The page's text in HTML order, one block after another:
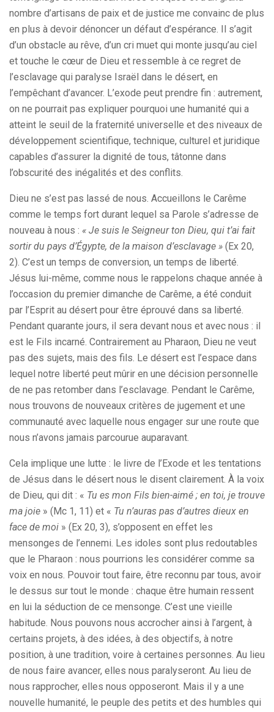
nombre d’artisans de paix et de justice me convainc de plus
en plus à devoir dénoncer un défaut d’espérance. Il s’agit
d’un obstacle au rêve, d’un cri muet qui monte jusqu’au ciel
et touche le cœur de Dieu et ressemble à ce regret de
l’esclavage qui paralyse Israël dans le désert, en
l’empêchant d’avancer. L’exode peut prendre fin : autrement,
on ne pourrait pas expliquer pourquoi une humanité qui a
atteint le seuil de la fraternité universelle et des niveaux de
développement scientifique, technique, culturel et juridique
capables d’assurer la dignité de tous, tâtonne dans
l’obscurité des inégalités et des conflits.
Dieu ne s’est pas lassé de nous. Accueillons le Carême
comme le temps fort durant lequel sa Parole s’adresse de
nouveau à nous : « Je suis le Seigneur ton Dieu, qui t’ai fait
sortir du pays d’Égypte, de la maison d’esclavage » (Ex 20,
2). C’est un temps de conversion, un temps de liberté.
Jésus lui-même, comme nous le rappelons chaque année à
l’occasion du premier dimanche de Carême, a été conduit
par l’Esprit au désert pour être éprouvé dans sa liberté.
Pendant quarante jours, il sera devant nous et avec nous : il
est le Fils incarné. Contrairement au Pharaon, Dieu ne veut
pas des sujets, mais des fils. Le désert est l’espace dans
lequel notre liberté peut mûrir en une décision personnelle
de ne pas retomber dans l’esclavage. Pendant le Carême,
nous trouvons de nouveaux critères de jugement et une
communauté avec laquelle nous engager sur une route que
nous n’avons jamais parcourue auparavant.
Cela implique une lutte : le livre de l’Exode et les tentations
de Jésus dans le désert nous le disent clairement. À la voix
de Dieu, qui dit : « Tu es mon Fils bien-aimé ; en toi, je trouve
ma joie » (Mc 1, 11) et « Tu n’auras pas d’autres dieux en
face de moi » (Ex 20, 3), s’opposent en effet les
mensonges de l’ennemi. Les idoles sont plus redoutables
que le Pharaon : nous pourrions les considérer comme sa
voix en nous. Pouvoir tout faire, être reconnu par tous, avoir
le dessus sur tout le monde : chaque être humain ressent
en lui la séduction de ce mensonge. C’est une vieille
habitude. Nous pouvons nous accrocher ainsi à l’argent, à
certains projets, à des idées, à des objectifs, à notre
position, à une tradition, voire à certaines personnes. Au lieu
de nous faire avancer, elles nous paralyseront. Au lieu de
nous rapprocher, elles nous opposeront. Mais il y a une
nouvelle humanité, le peuple des petits et des humbles qui